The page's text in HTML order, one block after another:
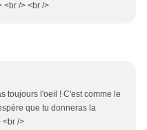
<br /> <br />
toujours l'oeil ! C'est comme le
que tu donneras la
<br />